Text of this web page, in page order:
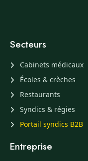
Secteurs
Cabinets médicaux
Écoles & crèches
Restaurants
Syndics & régies
Portail syndics B2B
Entreprise